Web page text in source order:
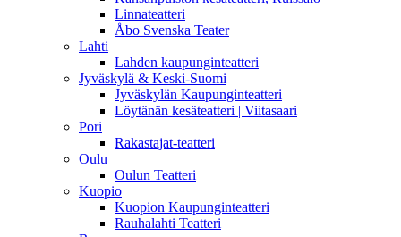
Linnateatteri
Åbo Svenska Teater
Lahti
Lahden kaupunginteatteri
Jyväskylä & Keski-Suomi
Jyväskylän Kaupunginteatteri
Löytänän kesäteatteri | Viitasaari
Pori
Rakastajat-teatteri
Oulu
Oulun Teatteri
Kuopio
Kuopion Kaupunginteatteri
Rauhalahti Teatteri